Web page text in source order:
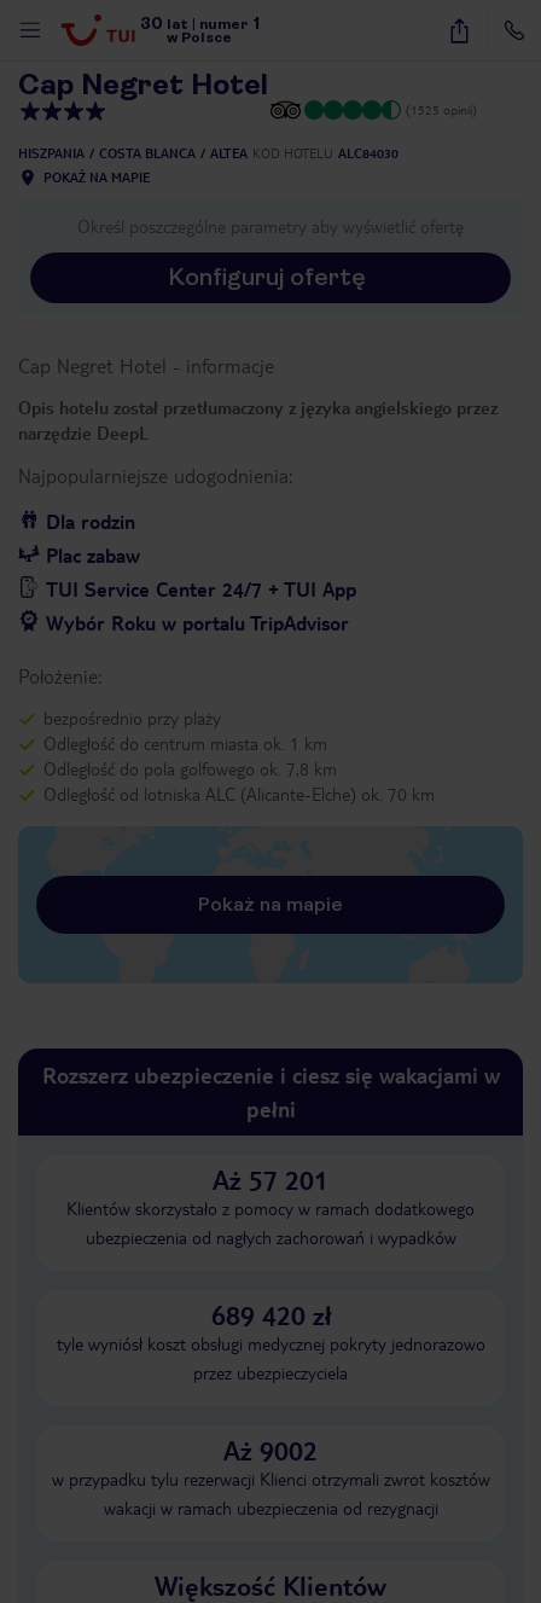
30 lat numer 1
w Polsce
38
Cap Negret Hotel
(1525 opinii)
HISZPANIA COSTA BLANCA ALTEA KOD HOTELU ALC84030
POKAŻ NA MAPIE
Określ poszczególne parametry aby wyświetlić ofertę
Konfiguruj ofertę
Cap Negret Hotel - informacje
Opis hotelu został przetłumaczony z języka angielskiego przez
narzędzie DeepL
Najpopularniejsze udogodnienia:
Dla rodzin
Plac zabaw
TUI Service Center 24/7 + TUI App
Wybór Roku w portalu TripAdvisor
Położenie:
bezpośrednio przy plaży
Odległość do centrum miasta ok. 1 km
Odległość do pola golfowego ok. 7,8 km
Odległość od lotniska ALC (Alicante-Elche) ok. 70 km
Pokaż na mapie
Rozszerz ubezpieczenie i ciesz się wakacjami w
pełni
Aż 57 201
Klientów skorzystało z pomocy w ramach dodatkowego
ubezpieczenia od nagłych zachorowań i wypadków
689 420 zł
tyle wyniósł koszt obsługi medycznej pokryty jednorazowo
przez ubezpieczyciela
Aż 9002
w przypadku tylu rezerwacji Klienci otrzymali zwrot kosztów
wakacji w ramach ubezpieczenia od rezygnacji
Większość Klientów